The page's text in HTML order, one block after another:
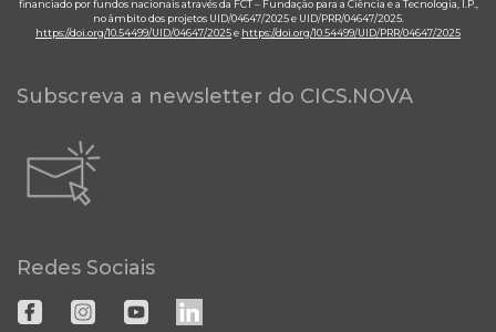
financiado por fundos nacionais através da FCT – Fundação para a Ciência e a Tecnologia, I.P.,
no âmbito dos projetos UID/04647/2025 e UID/PRR/04647/2025.
https://doi.org/10.54499/UID/04647/2025e https://doi.org/10.54499/UID/PRR/04647/2025
Subscreva a newsletter do CICS.NOVA
Redes Sociais